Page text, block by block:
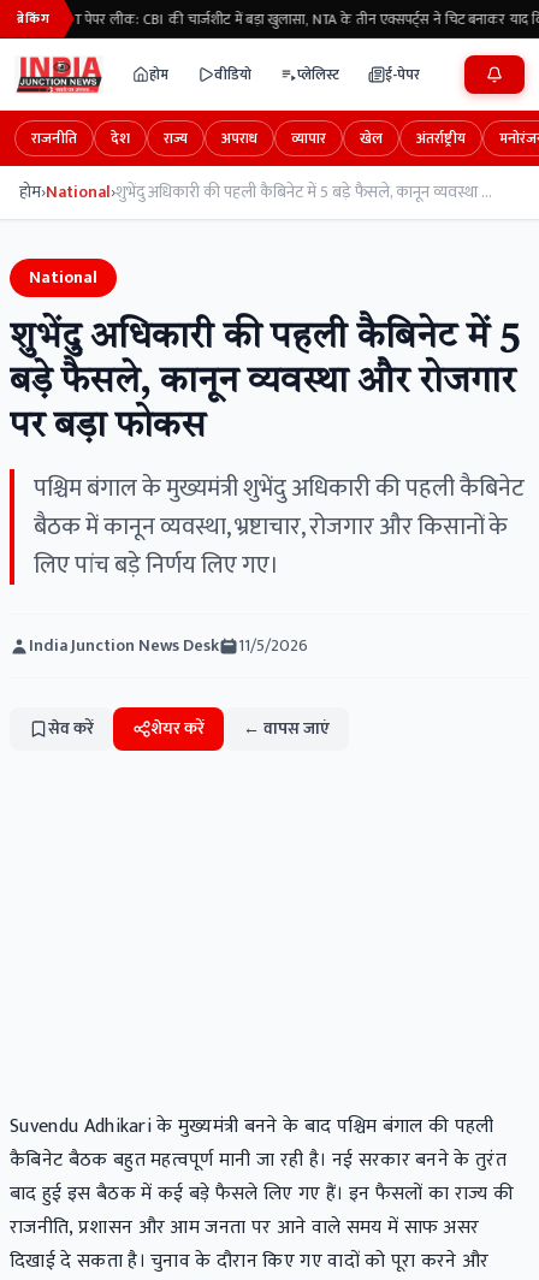
ब्रेकिंगNEET पेपर लीक: CBI की चार्जशीट में बड़ा खुलासा, NTA के तीन एक्सपर्ट्स ने चिट बनाकर याद
होम वीडियो प्लेलिस्ट ई-पेपर
राजनीति देश राज्य अपराध व्यापार खेल अंतर्राष्ट्रीय
होम›National› शुभेंदु अधिकारी की पहली कैबिनेट में 5 बड़े फैसले, कानून व्यवस्था और रोजगार पर बड़ा फोकस
National
शुभेंदु अधिकारी की पहली कैबिनेट में 5
बड़े फैसले, कानून व्यवस्था और रोजगार
पर बड़ा फोकस
पश्चिम बंगाल के मुख्यमंत्री शुभेंदु अधिकारी की पहली कैबिनेट
बैठक में कानून व्यवस्था, भ्रष्टाचार, रोजगार और किसानों के
लिए पांच बड़े निर्णय लिए गए।
India Junction News Desk 11/5/2026
सेव करें शेयर करें ← वापस जाएं
Suvendu Adhikari के मुख्यमंत्री बनने के बाद पश्चिम बंगाल की पहली
कैबिनेट बैठक बहुत महत्वपूर्ण मानी जा रही है। नई सरकार बनने के तुरंत
बाद हुई इस बैठक में कई बड़े फैसले लिए गए हैं। इन फैसलों का राज्य की
राजनीति, प्रशासन और आम जनता पर आने वाले समय में साफ असर
दिखाई दे सकता है। चुनाव के दौरान किए गए वादों को पूरा करने और